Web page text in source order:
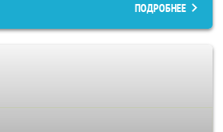
ПОДРОБНЕЕ